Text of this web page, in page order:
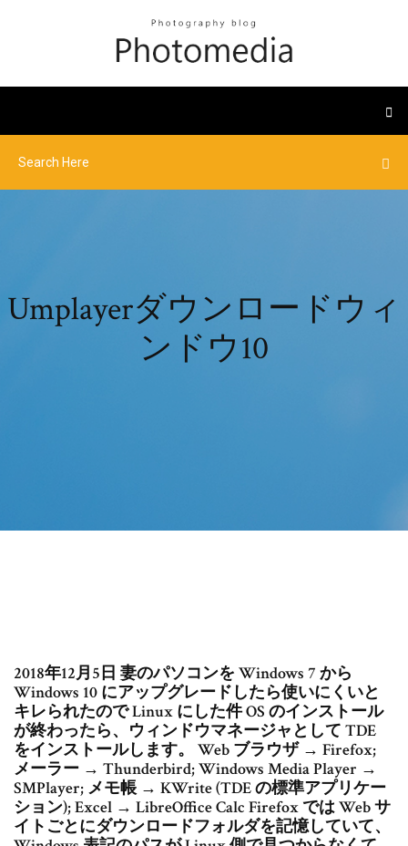
Umplayerダウンロードウィ
ンドウ10
2018年12月5日 妻のパソコンを Windows 7 から
Windows 10 にアップグレードしたら使いにくいと
キレられたので Linux にした件 OS のインストール
が終わったら、ウィンドウマネージャとして TDE
をインストールします。 Web ブラウザ → Firefox;
メーラー → Thunderbird; Windows Media Player →
SMPlayer; メモ帳 → KWrite (TDE の標準アプリケー
ション); Excel → LibreOffice Calc Firefox では Web サ
イトごとにダウンロードフォルダを記憶していて、